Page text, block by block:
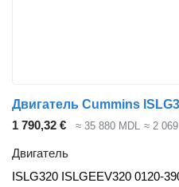
1 790,32 € ≈ 35 880 MDL ≈ 2
Двигатель
ISLG320 ISLGEEV320 0120-